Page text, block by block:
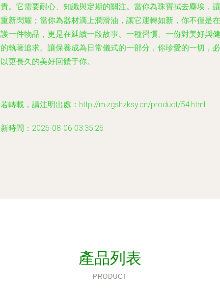
。它需要耐心、知識與定期的關注。當你為珠寶拭去塵埃，讓
新閃耀；當你為器材滴上潤滑油，讓它運轉如新，你不僅是在
一件物品，更是在延續一段故事、一種習慣、一份對美好與健
執著追求。讓保養成為日常儀式的一部分，你珍愛的一切，必
更長久的美好回饋于你。
轉載，請注明出處：http://m.zgshzksy.cn/product/54.html
時間：2026-08-06 03:35:26
產品列表
PRODUCT